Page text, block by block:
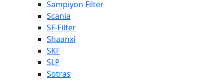
Sampiyon Filter
Scania
SF-Filter
Shaanxi
SKF
SLP
Sotras